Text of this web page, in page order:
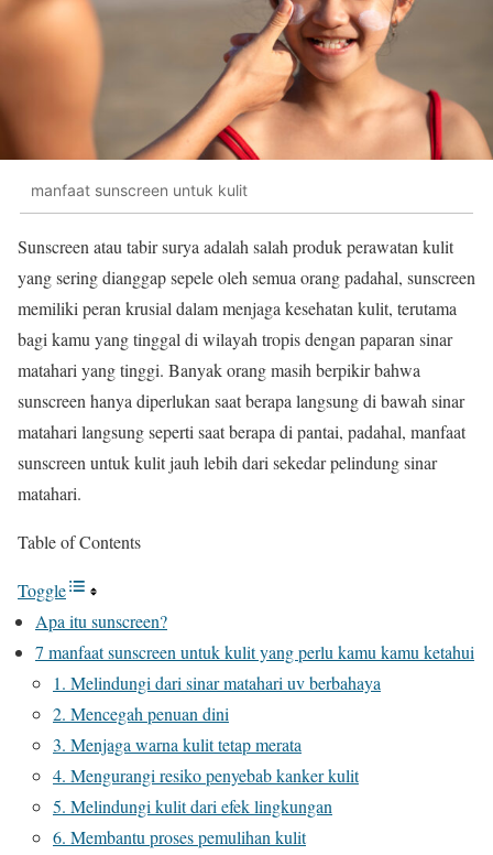
manfaat sunscreen untuk kulit
Sunscreen atau tabir surya adalah salah produk perawatan kulit
yang sering dianggap sepele oleh semua orang padahal, sunscreen
memiliki peran krusial dalam menjaga kesehatan kulit, terutama
bagi kamu yang tinggal di wilayah tropis dengan paparan sinar
matahari yang tinggi. Banyak orang masih berpikir bahwa
sunscreen hanya diperlukan saat berapa langsung di bawah sinar
matahari langsung seperti saat berapa di pantai, padahal, manfaat
sunscreen untuk kulit jauh lebih dari sekedar pelindung sinar
matahari.
Table of Contents
Toggle
Apa itu sunscreen?
7 manfaat sunscreen untuk kulit yang perlu kamu kamu ketahui
1. Melindungi dari sinar matahari uv berbahaya
2. Mencegah penuan dini
3. Menjaga warna kulit tetap merata
4. Mengurangi resiko penyebab kanker kulit
5. Melindungi kulit dari efek lingkungan
6. Membantu proses pemulihan kulit